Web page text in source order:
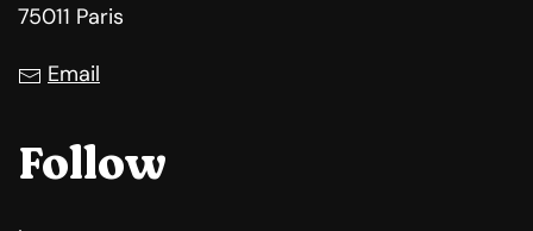
75011 Paris
Email
Follow